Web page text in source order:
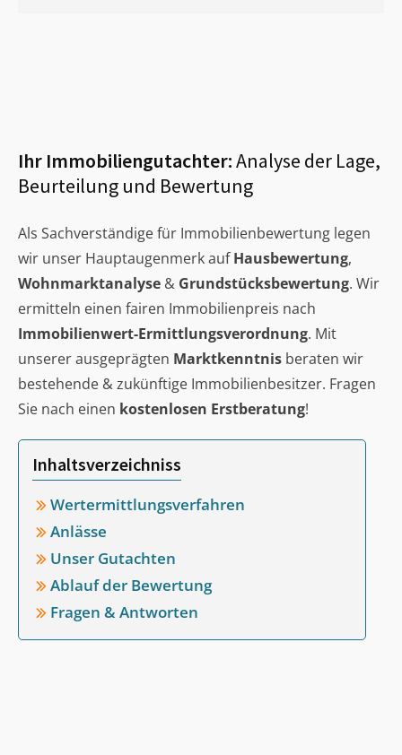
Ihr Immobiliengutachter:Analyse der Lage,
Beurteilung und Bewertung
Als Sachverständige für Immobilienbewertung legen
wir unser Hauptaugenmerk aufHausbewertung,
Wohnmarktanalyse & Grundstücksbewertung. Wir
ermitteln einen fairen Immobilienpreis nach
Immobilienwert-Ermittlungsverordnung. Mit
unserer ausgeprägten Marktkenntnis beraten wir
bestehende & zukünftige Immobilienbesitzer. Fragen
Sie nach einen kostenlosen Erstberatung!
Inhaltsverzeichniss
Wertermittlungsverfahren
Anlässe
Unser Gutachten
Ablauf der Bewertung
Fragen & Antworten